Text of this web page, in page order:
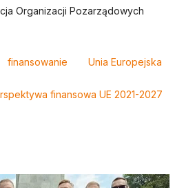
Organizacji Pozarządowych
finansowanie Unia Europejska
finansowa UE 2021-2027